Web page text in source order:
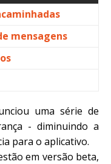
mensagens
uma série de
- diminuindo a
para o aplicativo.
em versão beta,